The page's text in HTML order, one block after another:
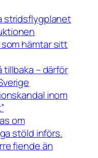
stridsflygplanet
hämtar sitt
tillbaka – därför
inom
om
stöld införs.
fiende än